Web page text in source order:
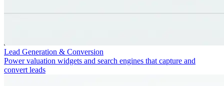
Lead Generation & Conversion
Power valuation widgets and search engines that capture and
convert leads